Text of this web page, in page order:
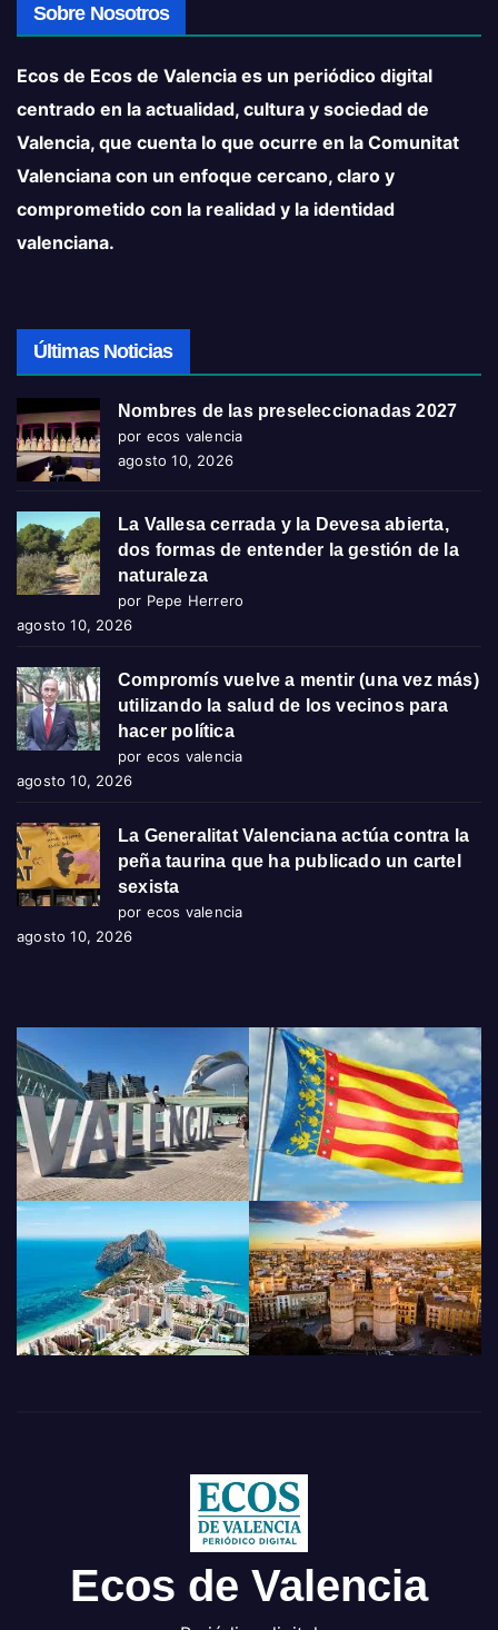
Sobre Nosotros
Ecos de Ecos de Valencia es un periódico digital
centrado en la actualidad, cultura y sociedad de
Valencia, que cuenta lo que ocurre en la Comunitat
Valenciana con un enfoque cercano, claro y
comprometido con la realidad y la identidad
valenciana.
Últimas Noticias
Nombres de las preseleccionadas 2027
por ecos valencia
agosto 10, 2026
La Vallesa cerrada y la Devesa abierta,
dos formas de entender la gestión de la
naturaleza
por Pepe Herrero
agosto 10, 2026
Compromís vuelve a mentir (una vez más)
utilizando la salud de los vecinos para
hacer política
por ecos valencia
agosto 10, 2026
La Generalitat Valenciana actúa contra la
peña taurina que ha publicado un cartel
sexista
por ecos valencia
agosto 10, 2026
Ecos de Valencia